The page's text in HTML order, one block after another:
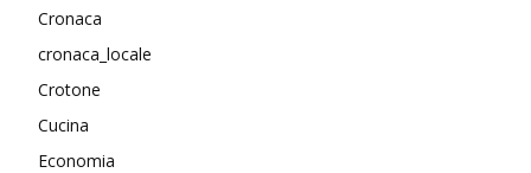
Cronaca
cronaca_locale
Crotone
Cucina
Economia